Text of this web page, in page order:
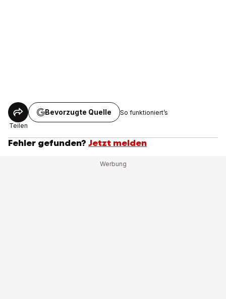
Teilen
Bevorzugte Quelle So funktioniert’s
Fehler gefunden? Jetzt melden